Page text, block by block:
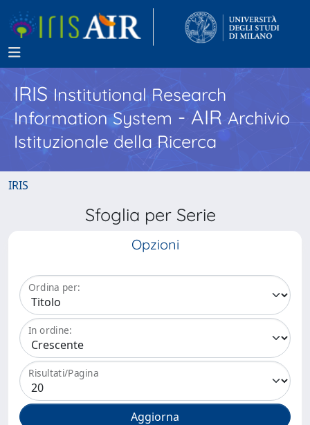
IRISInstitutional Research
Information System - AIR Archivio
Istituzionale della Ricerca
IRIS
Sfoglia per Serie
Opzioni
Ordina per:
In ordine:
Risultati/Pagina